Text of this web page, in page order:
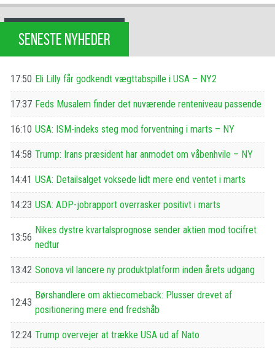
SENESTE NYHEDER
17:50 Eli Lilly får godkendt vægttabspille i USA – NY2
17:37 Feds Musalem finder det nuværende renteniveau passende
16:10 USA: ISM-indeks steg mod forventning i marts – NY
14:58 Trump: Irans præsident har anmodet om våbenhvile – NY
14:41 USA: Detailsalget voksede lidt mere end ventet i marts
14:23 USA: ADP-jobrapport overrasker positivt i marts
13:56
Nikes dystre kvartalsprognose sender aktien mod tocifret
nedtur
13:42 Sonova vil lancere ny produktplatform inden årets udgang
12:43
Børshandlere om aktiecomeback: Plusser drevet af
positionering mere end fredshåb
12:24 Trump overvejer at trække USA ud af Nato